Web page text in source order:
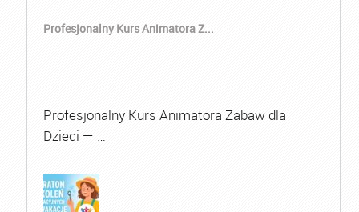
Profesjonalny Kurs Animatora Z...
Profesjonalny Kurs Animatora Zabaw dla
Dzieci — …